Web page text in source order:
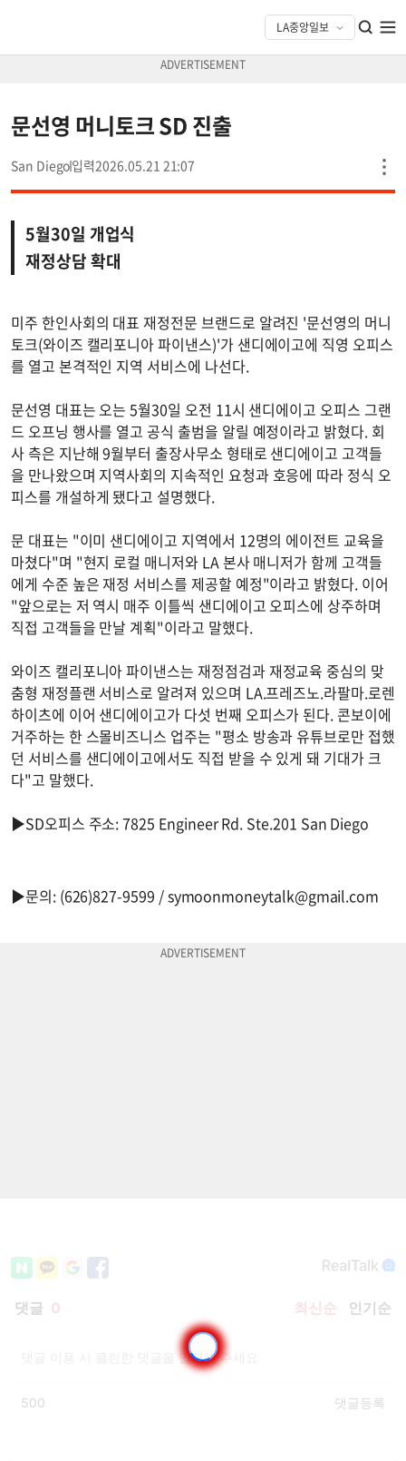
문선영 머니토크 SD 진출
San Diego 2026.05.21 21:07
5월30일 개업식
재정상담 확대
미주 한인사회의 대표 재정전문 브랜드로 알려진 '문선영의 머니
토크(와이즈 캘리포니아 파이낸스)'가 샌디에이고에 직영 오피스
를 열고 본격적인 지역 서비스에 나선다.
문선영 대표는 오는 5월30일 오전 11시 샌디에이고 오피스 그랜
드 오프닝 행사를 열고 공식 출범을 알릴 예정이라고 밝혔다. 회
사 측은 지난해 9월부터 출장사무소 형태로 샌디에이고 고객들
을 만나왔으며 지역사회의 지속적인 요청과 호응에 따라 정식 오
피스를 개설하게 됐다고 설명했다.
문 대표는 "이미 샌디에이고 지역에서 12명의 에이전트 교육을
마쳤다"며 "현지 로컬 매니저와 LA 본사 매니저가 함께 고객들
에게 수준 높은 재정 서비스를 제공할 예정"이라고 밝혔다. 이어
"앞으로는 저 역시 매주 이틀씩 샌디에이고 오피스에 상주하며
직접 고객들을 만날 계획"이라고 말했다.
와이즈 캘리포니아 파이낸스는 재정점검과 재정교육 중심의 맞
춤형 재정플랜 서비스로 알려져 있으며 LA.프레즈노.라팔마.로렌
하이츠에 이어 샌디에이고가 다섯 번째 오피스가 된다. 콘보이에
거주하는 한 스몰비즈니스 업주는 "평소 방송과 유튜브로만 접했
던 서비스를 샌디에이고에서도 직접 받을 수 있게 돼 기대가 크
다"고 말했다.
▶SD오피스 주소: 7825 Engineer Rd. Ste.201 San Diego
▶문의: (626)827-9599 / symoonmoneytalk@gmail.com